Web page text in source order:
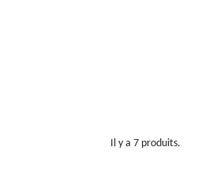
Il y a 7 produits.